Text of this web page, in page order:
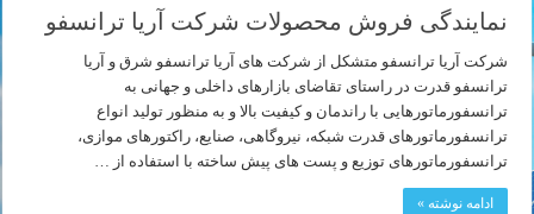
نمایندگی فروش محصولات شرکت آریا ترانسفو
شرکت آریا ترانسفو متشکل از شرکت های آریا ترانسفو شرق و آریا
ترانسفو قدرت در راستای تقاضای بازارهای داخلی و جهانی به
ترانسفورماتورهایی با راندمان و کیفیت بالا و به منظور تولید انواع
ترانسفورماتورهای قدرت شبکه، نیروگاهی، صنایع، راکتورهای موازی،
ترانسفورماتورهای توزیع و پست های پیش ساخته با استفاده از …
ادامه نوشته »